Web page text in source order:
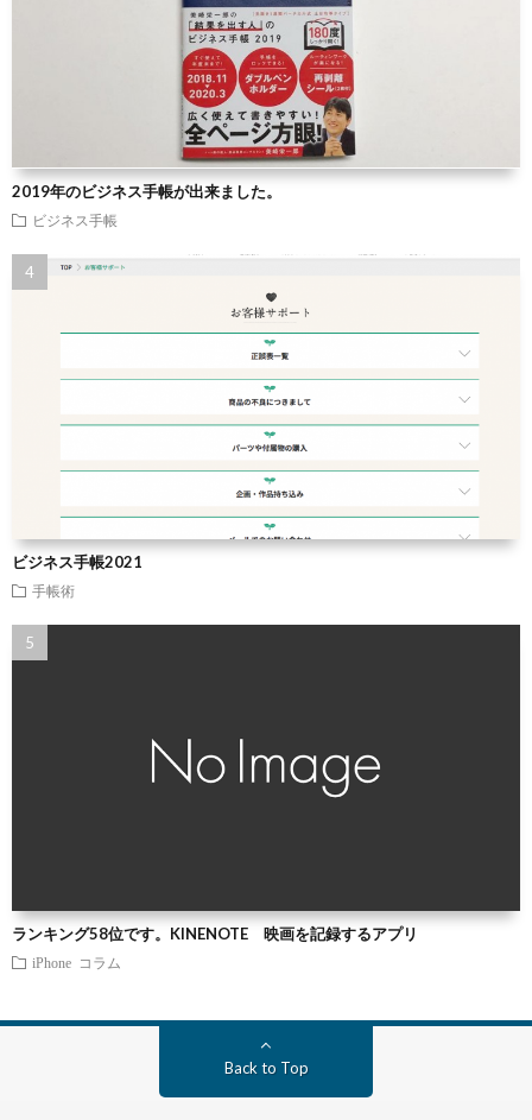
2019年のビジネス手帳が出来ました。
ビジネス手帳
ビジネス手帳2021
手帳術
ランキング58位です。KINENOTE 映画を記録するアプリ
iPhone コラム
Back to Top